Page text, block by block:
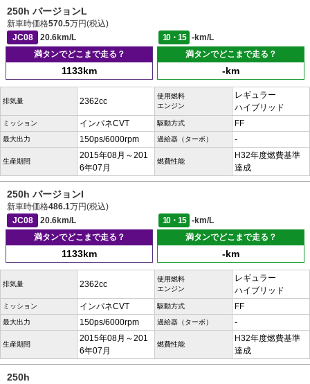
250h バージョンL
新車時価格570.5万円(税込)
JC08
20.6km/L 10・15
-km/L
満タンでどこまで走る？
1133km
満タンでどこまで走る？
-km
排気量 2362cc
使用燃料
エンジン
レギュラー
ハイブリッド
ミッション インパネCVT 駆動方式 FF
最大出力 150ps/6000rpm 過給器（ターボ） -
生産期間
2015年08月～201
6年07月
燃費性能
H32年度燃費基準
達成
250h バージョンI
新車時価格486.1万円(税込)
JC08
20.6km/L 10・15
-km/L
満タンでどこまで走る？
1133km
満タンでどこまで走る？
-km
排気量 2362cc
使用燃料
エンジン
レギュラー
ハイブリッド
ミッション インパネCVT 駆動方式 FF
最大出力 150ps/6000rpm 過給器（ターボ） -
生産期間
2015年08月～201
6年07月
燃費性能
H32年度燃費基準
達成
250h